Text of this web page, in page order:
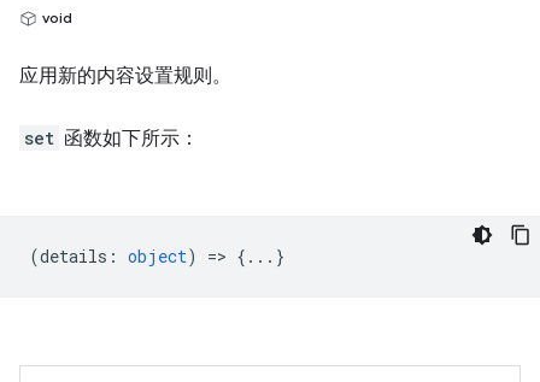
void
应用新的内容设置规则。
set 函数如下所示：
(details : object) => {...}